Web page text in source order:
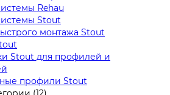
Rehau
Stout
монтажа Stout
Stout для профилей и
профили Stout